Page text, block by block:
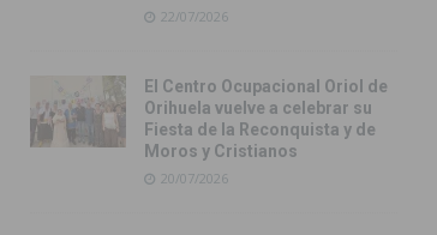
22/07/2026
El Centro Ocupacional Oriol de
Orihuela vuelve a celebrar su
Fiesta de la Reconquista y de
Moros y Cristianos
20/07/2026